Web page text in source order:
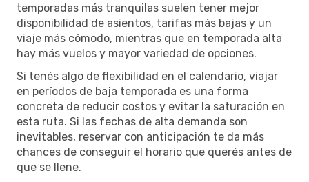
temporadas más tranquilas suelen tener mejor
disponibilidad de asientos, tarifas más bajas y un
viaje más cómodo, mientras que en temporada alta
hay más vuelos y mayor variedad de opciones.
Si tenés algo de flexibilidad en el calendario, viajar
en períodos de baja temporada es una forma
concreta de reducir costos y evitar la saturación en
esta ruta. Si las fechas de alta demanda son
inevitables, reservar con anticipación te da más
chances de conseguir el horario que querés antes de
que se llene.